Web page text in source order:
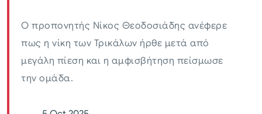
Ο προπονητής Νίκος Θεοδοσιάδης ανέφερε
πως η νίκη των Τρικάλων ήρθε μετά από
μεγάλη πίεση και η αμφισβήτηση πείσμωσε
την ομάδα.